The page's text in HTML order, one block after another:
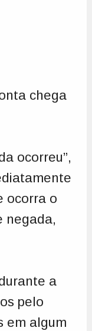
chega
ocorreu”,
ocorra o
negada,
a
pelo
em algum